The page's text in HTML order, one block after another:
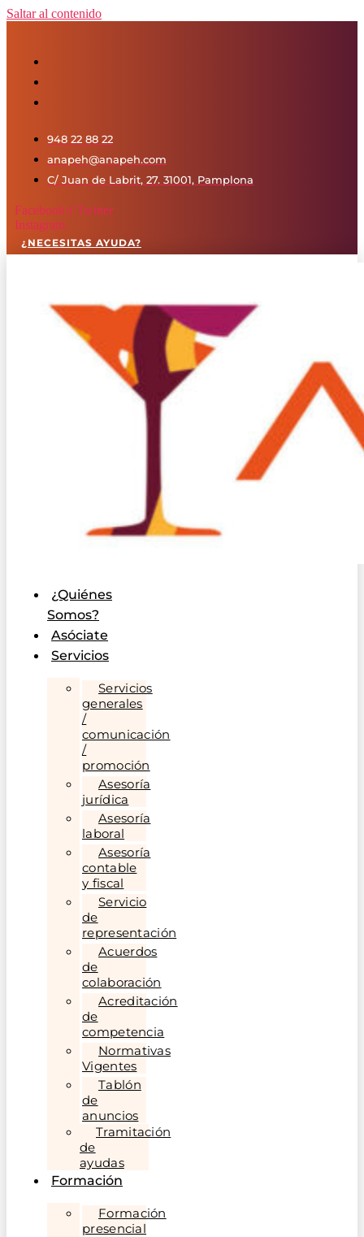
Saltar al contenido
948 22 88 22
anapeh@anapeh.com
C/ Juan de Labrit, 27. 31001, Pamplona
Facebook-f Twitter
Instagram
¿NECESITAS AYUDA?
¿Quiénes
Somos?
Asóciate
Servicios
Servicios
generales
/
comunicación
/
promoción
Asesoría
jurídica
Asesoría
laboral
Asesoría
contable
y fiscal
Servicio
de
representación
Acuerdos
de
colaboración
Acreditación
de
competencia
Normativas
Vigentes
Tablón
de
anuncios
Tramitación
de
ayudas
Formación
Formación
presencial